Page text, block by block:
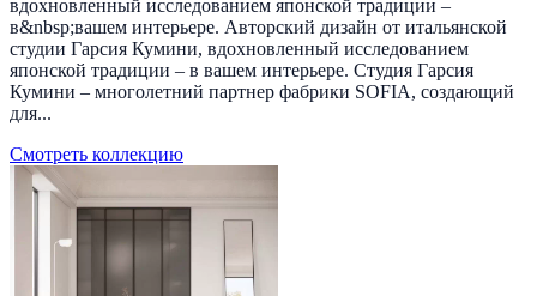
вдохновленный исследованием японской традиции –
в&nbsp;вашем интерьере. Авторский дизайн от итальянской
студии Гарсия Кумини, вдохновленный исследованием
японской традиции – в вашем интерьере. Студия Гарсия
Кумини – многолетний партнер фабрики SOFIA, создающий
для...
Смотреть коллекцию